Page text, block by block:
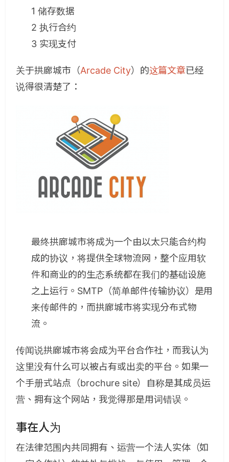
1 储存数据
2 执行合约
3 实现支付
关于拱廊城市（Arcade City）的这篇文章已经
说得很清楚了：
最终拱廊城市将成为一个由以太只能合约构
成的协议，将提供全球物流网，整个应用软
件和商业的的生态系统都在我们的基础设施
之上运行。SMTP（简单邮件传输协议）是用
来传邮件的，而拱廊城市将实现分布式物
流。
传闻说拱廊城市将会成为平台合作社，而我认为
这里没有什么可以被占有或出卖的平台。如果一
个手册式站点（brochure site）自称是其成员运
营、拥有这个网站，我觉得那是用词错误。
事在人为
在法律范围内共同拥有、运营一个法人实体（如